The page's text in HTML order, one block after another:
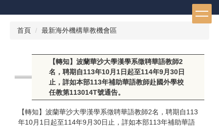
到
首頁 最新海外機構華教機會區
【轉知】波蘭華沙大學漢學系徵聘華語教師2
名，聘期自113年10月1日起至114年9月30日
止，詳如本部113年補助華語教師赴國外學校
任教第113014T號通告。
【轉知】波蘭華沙大學漢學系徵聘華語教師2名，聘期自113
年10月1日起至114年9月30日止，詳如本部113年補助華語